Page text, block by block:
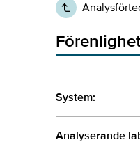
System:
Analyserande